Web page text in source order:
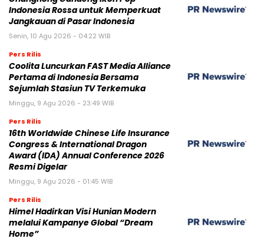
Indonesia Rossa untuk Memperkuat
Jangkauan di Pasar Indonesia
Senin, 10 Agu 2026 - 04:22 WIB
Pers Rilis
Coolita Luncurkan FAST Media Alliance
Pertama di Indonesia Bersama
Sejumlah Stasiun TV Terkemuka
Minggu, 9 Agu 2026 - 23:49 WIB
Pers Rilis
16th Worldwide Chinese Life Insurance
Congress & International Dragon
Award (IDA) Annual Conference 2026
Resmi Digelar
Minggu, 9 Agu 2026 - 01:45 WIB
Pers Rilis
Himel Hadirkan Visi Hunian Modern
melalui Kampanye Global “Dream
Home”